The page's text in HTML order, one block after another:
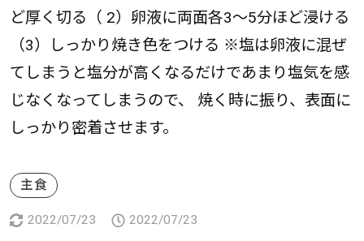
ど厚く切る（ 2）卵液に両面各3～5分ほど浸ける
（3）しっかり焼き色をつける ※塩は卵液に混ぜ
てしまうと塩分が高くなるだけであまり塩気を感
じなくなってしまうので、 焼く時に振り、表面に
しっかり密着させます。
主食
2022/07/23 2022/07/23